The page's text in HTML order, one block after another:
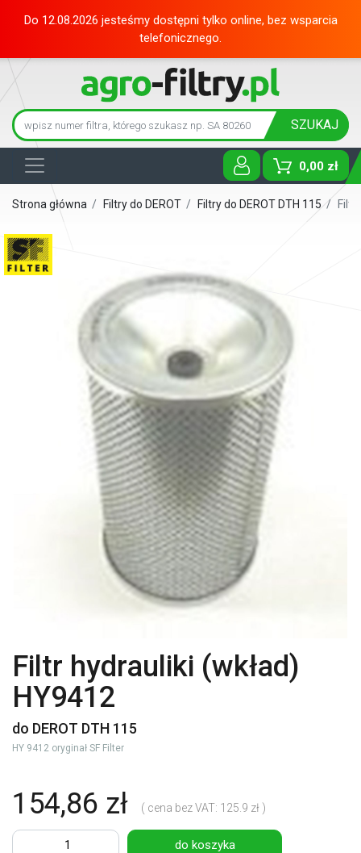
Do 12.08.2026 jesteśmy dostępni tylko online, bez wsparcia
telefonicznego.
SZUKAJ
0,00 zł
Toggle
Strona główna / Filtry do DEROT / Filtry do DEROT DTH 115 / Filtr
Filtr hydrauliki (wkład)
HY9412
do DEROT DTH 115
HY 9412 oryginał SF Filter
154,86 zł ( cena bez VAT: 125.9 zł )
do koszyka